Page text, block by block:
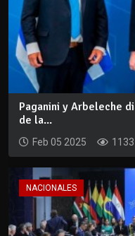
Paganini y Arbeleche
de la...
Feb 05 2025 1133
NACIONALES